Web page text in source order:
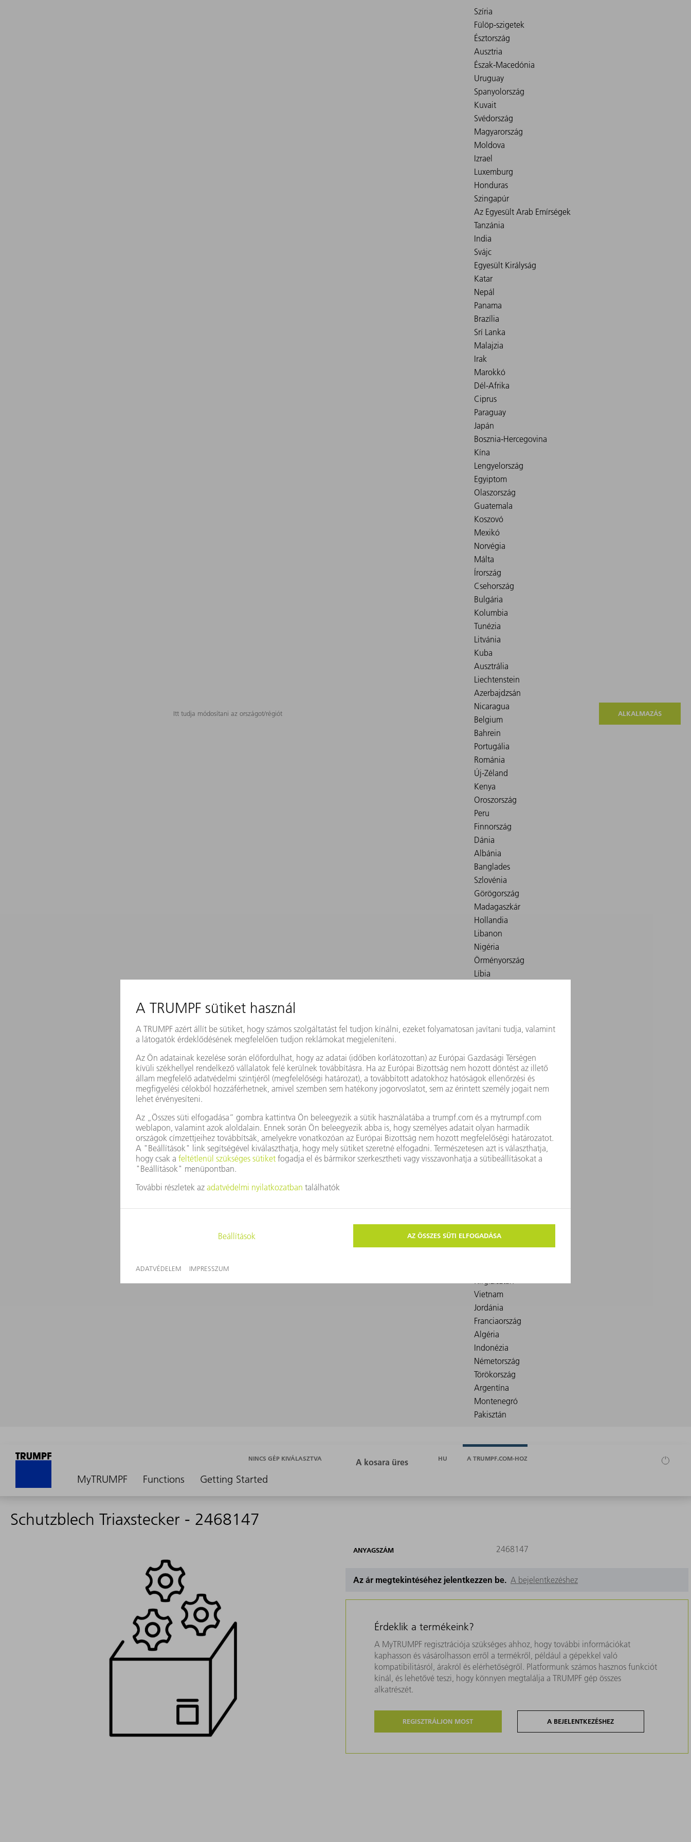
Itt tudja módosítani az országot/régiót ALKALMAZÁS
MyTRUMPF Functions Getting Started
NINCS GÉP KIVÁLASZTVA HU A TRUMPF.COM-HOZ
Schutzblech Triaxstecker - 2468147
ANYAGSZÁM 2468147
Az ár megtekintéséhez jelentkezzen be. A bejelentkezéshez
Érdeklik a termékeink?
A MyTRUMPF regisztrációja szükséges ahhoz, hogy további információkat
kaphasson és vásárolhasson erről a termékről, például a gépekkel való
kompatibilitásról, árakról és elérhetőségről. Platformunk számos hasznos funkciót
kínál, és lehetővé teszi, hogy könnyen megtalálja a TRUMPF gép összes
alkatrészét.
REGISZTRÁLJON MOST A BEJELENTKEZÉSHEZ